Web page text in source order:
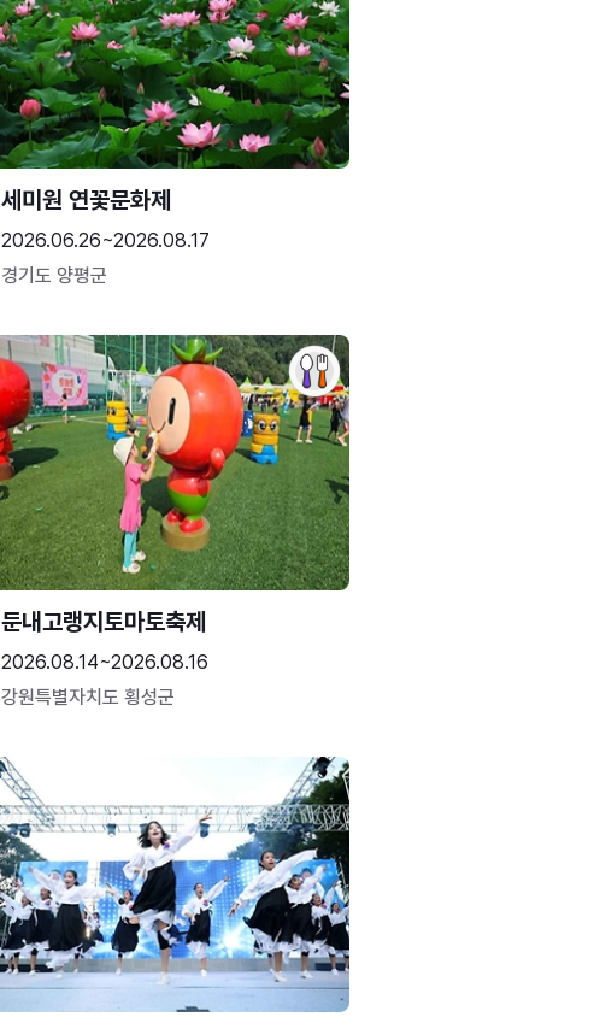
세미원 연꽃문화제
2026.06.26~2026.08.17
경기도 양평군
둔내고랭지토마토축제
2026.08.14~2026.08.16
강원특별자치도 횡성군